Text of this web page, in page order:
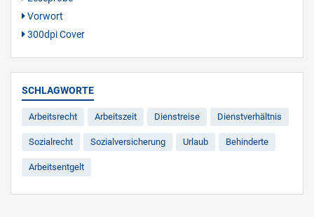
Vorwort
300dpi Cover
SCHLAGWORTE
Arbeitsrecht Arbeitszeit Dienstreise Dienstverhältnis
Sozialrecht Sozialversicherung Urlaub Behinderte
Arbeitsentgelt